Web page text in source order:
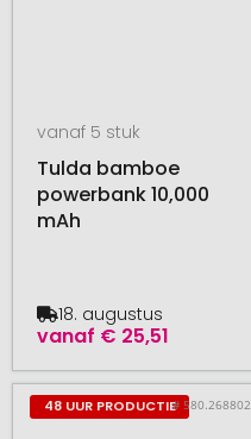
vanaf 5 stuk
Tulda bamboe
powerbank 10,000
mAh
vanaf € 25,51
18. augustus
48 UUR PRODUCTIE# 580.268802